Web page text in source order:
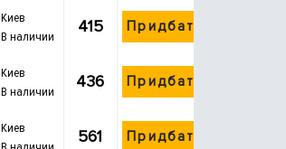
Киев
В наличии
415 Придбати
Киев
В наличии
436 Придбати
Киев
561 Придбати